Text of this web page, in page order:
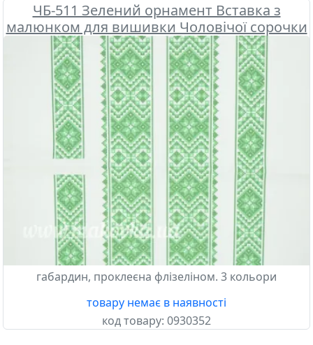
ЧБ-511 Зелений орнамент Вставка з
малюнком для вишивки Чоловічої сорочки
, Бісерок
габардин, проклеєна флізеліном. 3 кольори
товару немає в наявності
код товару: 0930352